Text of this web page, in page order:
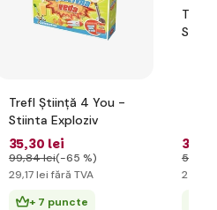
Trefl Știință 4 You -
Stiinta Exploziv
35,30 lei
99,84 lei(-65 %)
29,17 lei fără TVA
+ 7 puncte
Trefl
Safari
30
54
25